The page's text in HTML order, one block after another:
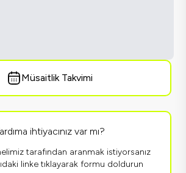
Müsaitlik Takvimi
ihtiyacınız var mı?
tarafından aranmak istiyorsanız
linke tıklayarak formu doldurun